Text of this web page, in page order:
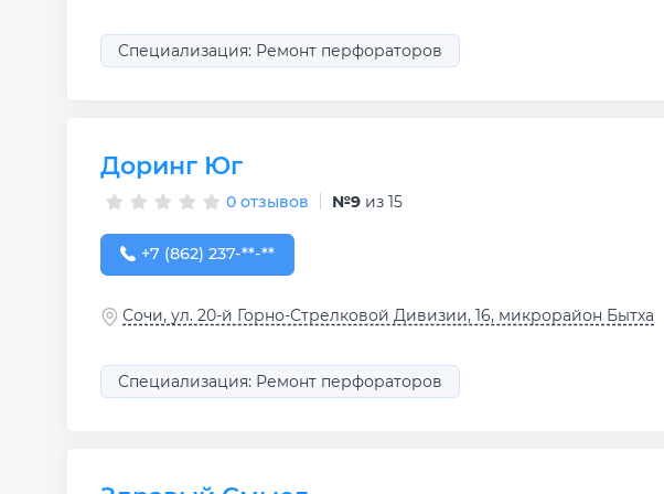
Специализация: Ремонт перфораторов
Доринг Юг
0 отзывов №9 из 15
+7 (862) 237-42-47
+7 (862) 237-**-**
Сочи, ул. 20-й Горно-Стрелковой Дивизии, 16, микрорайон Бытха
Специализация: Ремонт перфораторов